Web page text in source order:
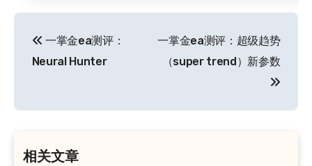
章
航
一掌金ea测评：
Neural Hunter
一掌金ea测评：超级趋势
（super trend）新参数
相关文章